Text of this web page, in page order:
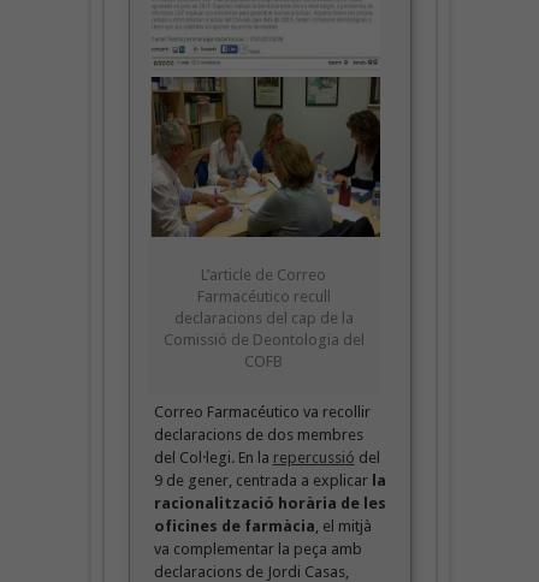
L’article de Correo
Farmacéutico recull
declaracions del cap de la
Comissió de Deontologia del
COFB
Correo Farmacéutico va recollir
declaracions de dos membres
del Col·legi. En la repercussió del
9 de gener, centrada a explicar la
racionalització horària de les
oficines de farmàcia, el mitjà
va complementar la peça amb
declaracions de Jordi Casas,